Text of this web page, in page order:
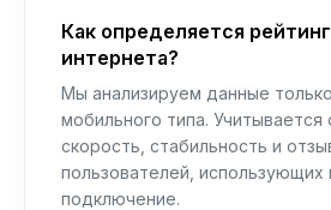
Как определяется
интернета?
Мы анализируем данные
мобильного типа. Учитывается
скорость, стабильность и
пользователей, использующих
подключение.